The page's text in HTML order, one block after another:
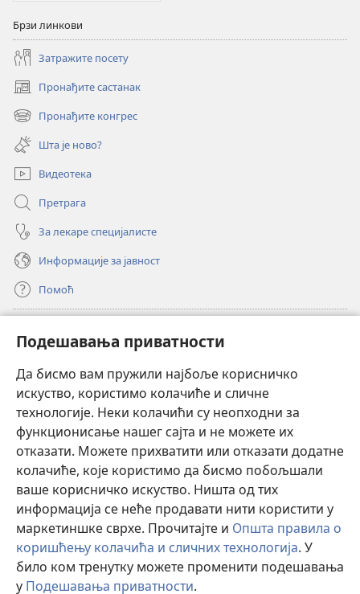
Подешавања приватности
Да бисмо вам пружили најбоље корисничко
искуство, користимо колачиће и сличне
технологије. Неки колачићи су неопходни за
функционисање нашег сајта и не можете их
отказати. Можете прихватити или отказати додатне
колачиће, које користимо да бисмо побољшали
ваше корисничко искуство. Ништа од тих
информација се неће продавати нити користити у
маркетиншке сврхе. Прочитајте и Општа правила о
коришћењу колачића и сличних технологија. У
било ком тренутку можете променити подешавања
у Подешавања приватности.
Брзи линкови
Затражите посету
Пронађите састанак
(отвара
нови
прозор)
Пронађите конгрес
(отвара
нови
прозор)
Шта је ново?
Видеотека
Претрага
За лекаре специјалисте
Информације за јавност
Помоћ
(отвара
нови
прозор)ОНЛАЈН БИБЛИОТЕКА Watchtower
(отвара
нови
прозор)JW Hub®
(отвара
нови
прозор)JW Library
Watchtower Library ®
Copyright© 2026 Watch Tower Bible and Tract Society of Pennsylvania.
ПРАВИЛА КОРИШЋЕЊА|ПРИВАТНОСТ